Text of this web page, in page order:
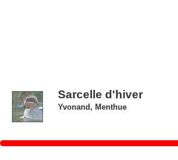
Sarcelle d'hiver
Yvonand, Menthue